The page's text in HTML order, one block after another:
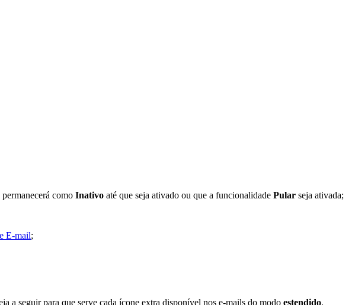
como Inativo até que seja ativado ou que a funcionalidade Pular seja ativada;
E-mail;
a seguir para que serve cada ícone extra disponível nos e-mails do modo estendido.